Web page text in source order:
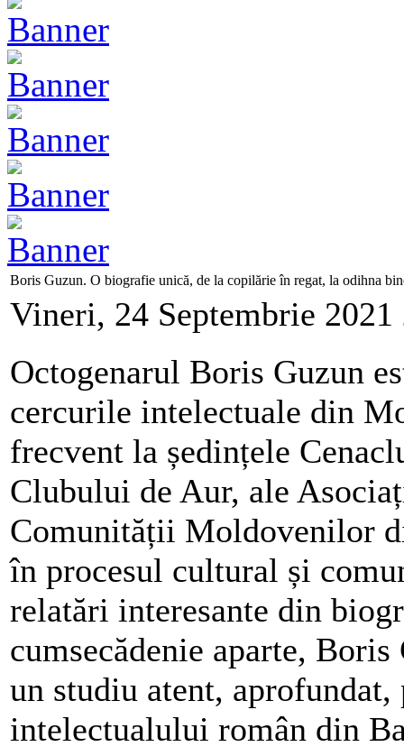
Boris Guzun. O biografie unică, de la copilărie în regat, la odihna
Vineri, 24 Septembrie 2021
Octogenarul Boris Guzun
cercurile intelectuale din
frecvent la ședințele
Clubului de Aur, ale
Comunității Moldovenilor
în procesul cultural și
relatări interesante din
cumsecădenie aparte,
un studiu atent,
intelectualului român din